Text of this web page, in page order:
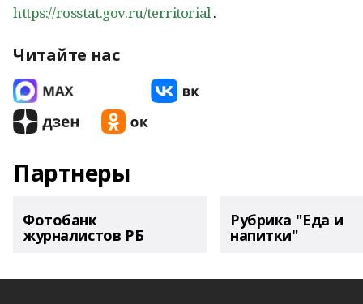
https://rosstat.gov.ru/territorial.
Читайте нас
Партнеры
Фотобанк
журналистов РБ
Рубрика "Еда и
напитки"